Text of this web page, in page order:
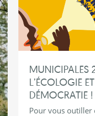
MUNICIPALES
L’ÉCOLOGIE
DÉMOCRATIE !
Pour vous outiller